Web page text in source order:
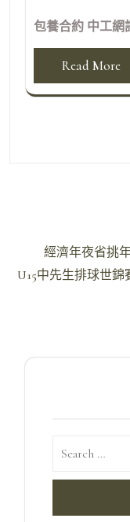
包養合約 中工網
Read More
章
經濟年夜省挑
U15中先生排球世